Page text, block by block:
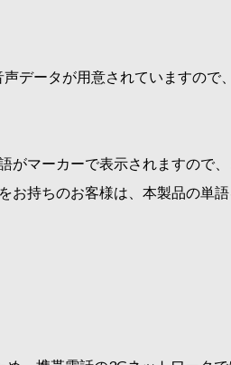
データが用意されていますの
がマーカーで表示されますので
持ちのお客様は、本製品の単